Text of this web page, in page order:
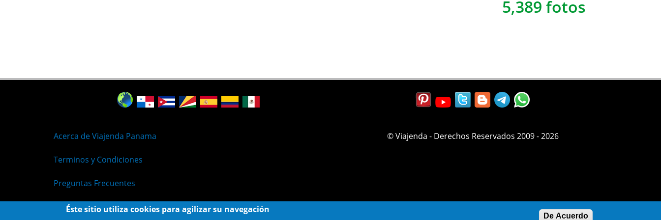
5,389 fotos
Acerca de Viajenda Panama
Terminos y Condiciones
Preguntas Frecuentes
Políticas de Privacidad
© Viajenda - Derechos Reservados 2009 - 2026
Éste sitio utiliza cookies para agilizar su navegación
De Acuerdo